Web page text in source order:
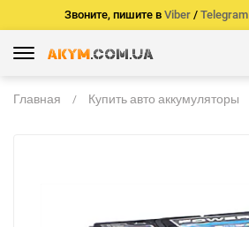
Звоните, пишите в Viber / Telegram
Главная Купить авто аккумуляторы